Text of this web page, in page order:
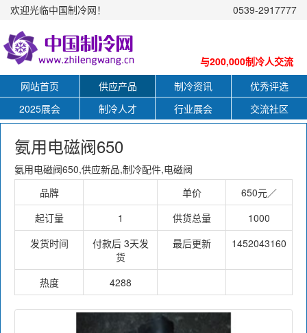
欢迎光临中国制冷网！ 0539-2917777
与200,000制冷人交流
网站首页
供应产品 制冷资讯
优秀评选
2025展会
制冷人才 行业展会 交流社区
氨用电磁阀650
氨用电磁阀650,供应新品,制冷配件,电磁阀
品牌
单价
650元／
起订量
1 供货总量
1000
发货时间
付款后 3天发
货
最后更新 1452043160
热度 4288